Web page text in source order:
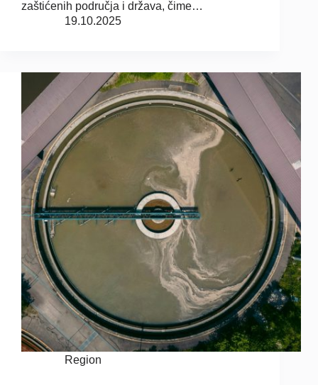
zaštićenih područja i država, čime…
19.10.2025
Region